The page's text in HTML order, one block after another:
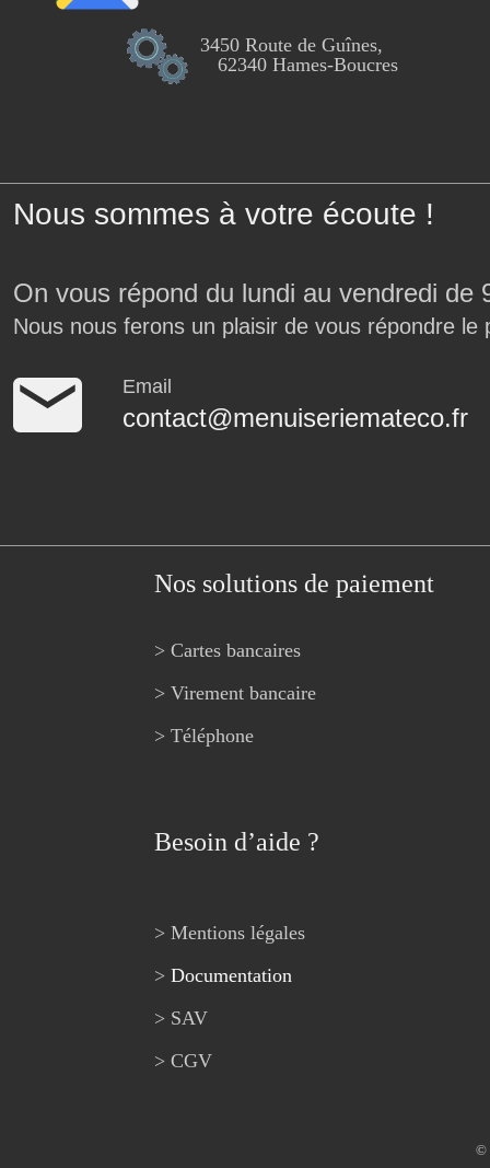
3450 Route de Guînes,
62340 Hames-Boucres
Nous sommes à votre écoute !
On vous répond du lundi au vendredi
Nous nous ferons un plaisir de vous répondre le
Email
contact@menuiseriemateco.fr
Nos solutions de paiement
> Cartes bancaires
> Virement bancaire
> Téléphone
Besoin d’aide ?
> Mentions légales
> Documentation
> SAV
> CGV
©